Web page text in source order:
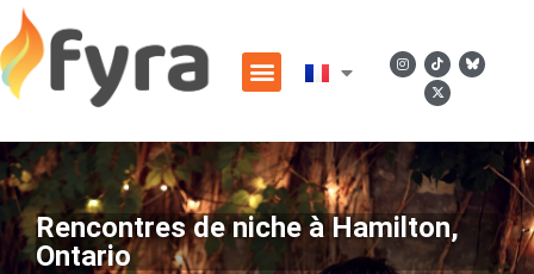
Rencontres de niche à Hamilton,
Ontario